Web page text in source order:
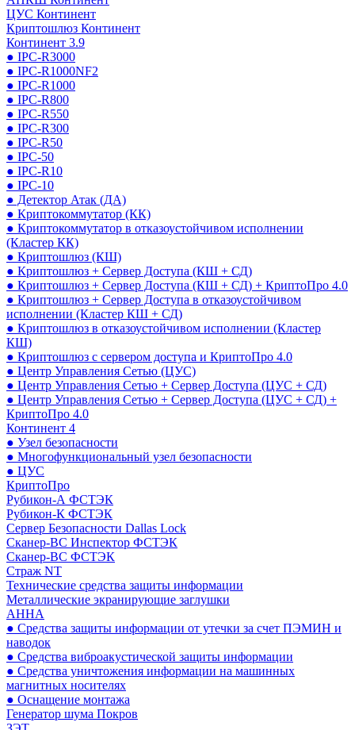
ЦУС Континент
Криптошлюз Континент
Континент 3.9
● IPC-R3000
● IPC-R1000NF2
● IPC-R1000
● IPC-R800
● IPC-R550
● IPC-R300
● IPC-R50
● IPC-50
● IPC-R10
● IPC-10
● Детектор Атак (ДА)
● Криптокоммутатор (КК)
● Криптокоммутатор в отказоустойчивом исполнении
(Кластер КК)
● Криптошлюз (КШ)
● Криптошлюз + Сервер Доступа (КШ + СД)
● Криптошлюз + Сервер Доступа (КШ + СД) + КриптоПро 4.0
● Криптошлюз + Сервер Доступа в отказоустойчивом
исполнении (Кластер КШ + СД)
● Криптошлюз в отказоустойчивом исполнении (Кластер
КШ)
● Криптошлюз с сервером доступа и КриптоПро 4.0
● Центр Управления Сетью (ЦУС)
● Центр Управления Сетью + Сервер Доступа (ЦУС + СД)
● Центр Управления Сетью + Сервер Доступа (ЦУС + СД) +
КриптоПро 4.0
Континент 4
● Узел безопасности
● Многофункциональный узел безопасности
● ЦУС
КриптоПро
Рубикон-А ФСТЭК
Рубикон-К ФСТЭК
Сервер Безопасности Dallas Lock
Сканер-ВС Инспектор ФСТЭК
Сканер-ВС ФСТЭК
Страж NT
Технические средства защиты информации
Металлические экранирующие заглушки
АННА
● Средства защиты информации от утечки за счет ПЭМИН и
наводок
● Средства виброакустической защиты информации
● Средства уничтожения информации на машинных
магнитных носителях
● Оснащение монтажа
Генератор шума Покров